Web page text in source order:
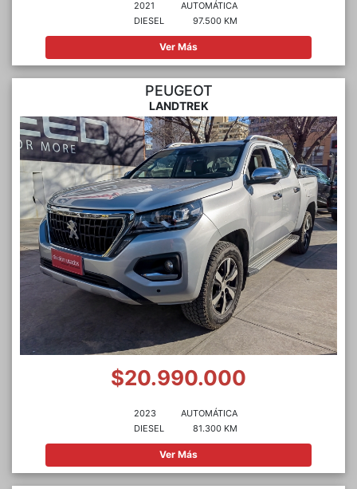
2021
DIESEL
AUTOMÁTICA
97.500 KM
Ver Más
PEUGEOT
LANDTREK
$20.990.000
2023
DIESEL
AUTOMÁTICA
81.300 KM
Ver Más